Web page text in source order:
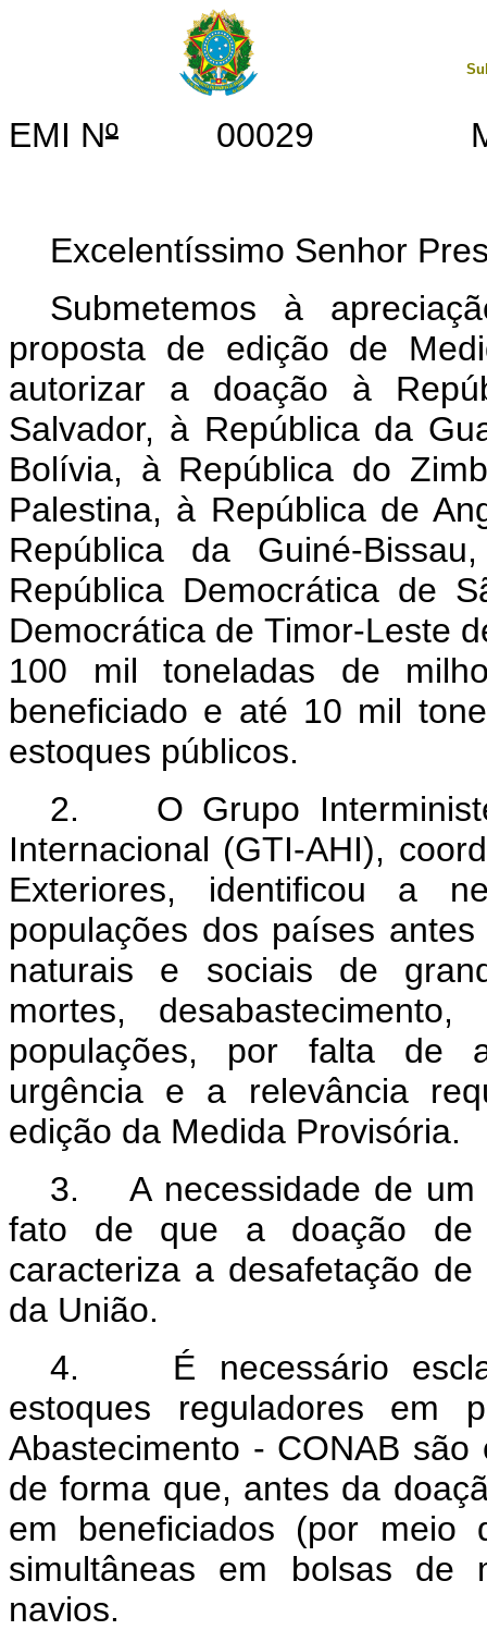
EMI Nº 00029 MRE/
Excelentíssimo Senhor
Submetemos à
proposta de edição de
autorizar a doação à
Salvador, à República da
Bolívia, à República do
Palestina, à República de
República da Guiné-
República Democrática de
Democrática de Timor-Leste
100 mil toneladas de
beneficiado e até 10 mil
estoques públicos.
2. O Grupo
Internacional (GTI-AHI),
Exteriores, identificou a
populações dos países
naturais e sociais de
mortes,
populações, por falta de
urgência e a relevância
edição da Medida Provisória.
3. A necessidade de um
fato de que a doação de
caracteriza a desafetação
da União.
4. É necessário
estoques reguladores em
Abastecimento - CONAB
de forma que, antes da
em beneficiados (por meio
simultâneas em bolsas de
navios.